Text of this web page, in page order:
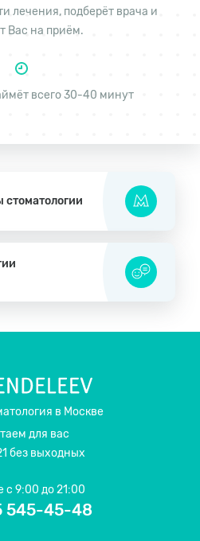
лечения, подберёт врача и
Вас на приём.
всего 30-40 минут
в Москве
для вас
без выходных
с 9:00 до 21:00
545-45-48